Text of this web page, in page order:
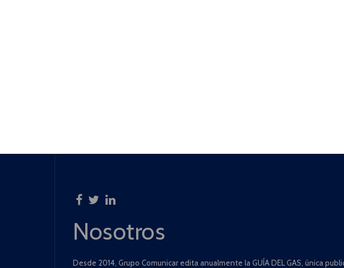
Nosotros
Desde 2014, Grupo Comunicar edita anualmente la GUÍA DEL GAS, única